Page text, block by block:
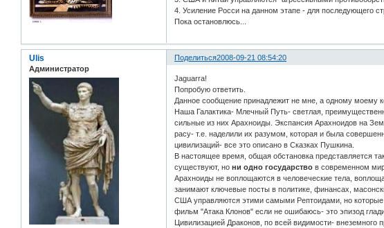
4. Усиление Росси на данном этапе - для последующего
Пока остановлюсь...
Поделиться2008-09-21 08:54:20
Ulis
Администратор
Jaguarra!
Попробую ответить.
Данное сообщение принадлежит не мне, а одному моему
Наша Галактика- Млечный Путь- светлая,
сильные из них Арахноиды. Экспансия Арахноидов на
расу- т.е. наделили их разумом, которая и была
цивилизаций- все это описано в Сказках Пушкина.
В настоящее время, общая обстановка представляется
существуют, но ни одно государство в современном
Арахноиды не воплощаются в человеческие тела,
занимают ключевые посты в политике, финансах,
США управляются этими самыми Рептоидами, но которые
фильм "Атака Клонов" если не ошибаюсь- это эпизод
Цивилизацией Драконов, по всей видимости-